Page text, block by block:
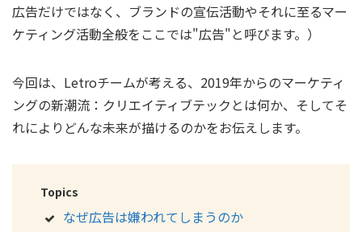
広告だけではなく、ブランドの宣伝活動やそれに至るマー
ケティング活動全般をここでは"広告"と呼びます。）
今回は、Letroチームが考える、2019年からのマーケティ
ングの新潮流：クリエイティブテックとは何か、そしてそ
れによりどんな未来が描けるのかをお伝えします。
Topics
なぜ広告は嫌われてしまうのか